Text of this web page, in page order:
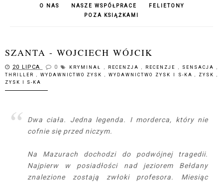
O NAS
NASZE WSPÓŁPRACE
FELIETONY
POZA KSIĄŻKAMI
SZANTA - WOJCIECH WÓJCIK
20 LIPCA 0 KRYMINAŁ , RECENZJA, RECENZJE , SENSACJA,
THRILLER , WYDAWNICTWO ZYSK,WYDAWNICTWO ZYSK I S-KA, ZYSK,
ZYSK I S-KA
Dwa ciała. Jedna legenda. I morderca, który nie
cofnie się przed niczym.
Na Mazurach dochodzi do podwójnej tragedii.
Najpierw w posiadłości nad jeziorem Bełdany
znalezione zostają zwłoki profesora. Miesiąc